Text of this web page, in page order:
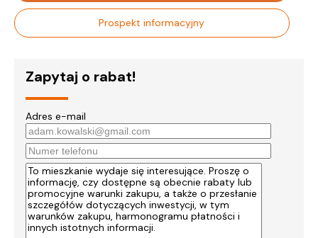
Prospekt informacyjny
Zapytaj o rabat!
Adres e-mail